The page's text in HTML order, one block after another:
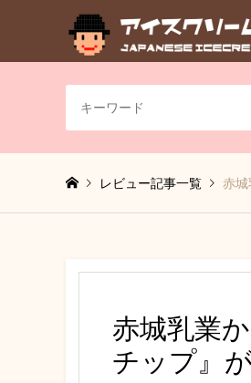
レビュー記事一覧 赤城
赤城乳業
チップ』